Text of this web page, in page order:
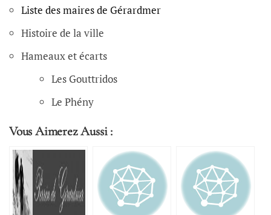
Liste des maires de Gérardmer
Histoire de la ville
Hameaux et écarts
Les Gouttridos
Le Phény
Vous Aimerez Aussi :